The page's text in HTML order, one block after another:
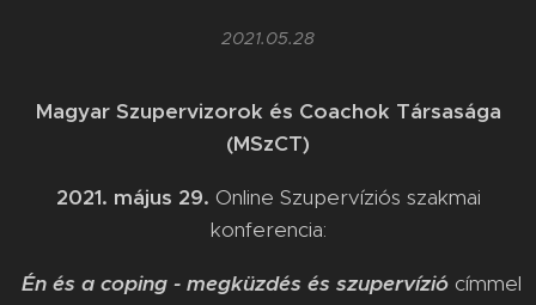
2021.05.28
Magyar Szupervizorok és Coachok Társasága
(MSzCT)
2021. május 29. Online Szupervíziós szakmai
konferencia:
Én és a coping - megküzdés és szupervízió címmel